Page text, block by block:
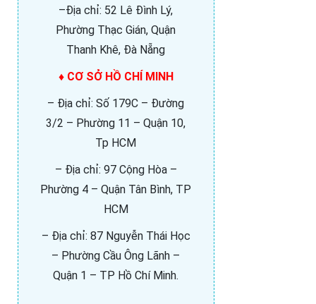
–Địa chỉ: 52 Lê Đình Lý,
Phường Thạc Gián, Quận
Thanh Khê, Đà Nẵng
♦ CƠ SỞ HỒ CHÍ MINH
– Địa chỉ: Số 179C – Đường
3/2 – Phường 11 – Quận 10,
Tp HCM
– Địa chỉ: 97 Cộng Hòa –
Phường 4 – Quận Tân Bình, TP
HCM
– Địa chỉ: 87 Nguyễn Thái Học
– Phường Cầu Ông Lãnh –
Quận 1 – TP Hồ Chí Minh.